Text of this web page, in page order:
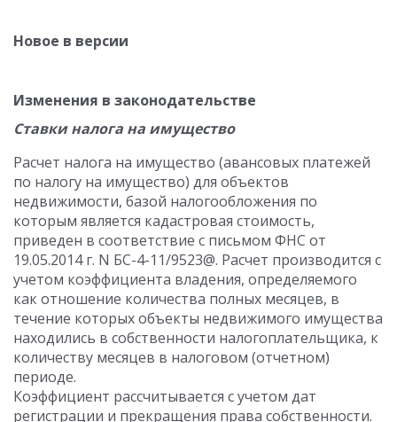
Новое в версии
Изменения в законодательстве
Ставки налога на имущество
Расчет налога на имущество (авансовых платежей
по налогу на имущество) для объектов
недвижимости, базой налогообложения по
которым является кадастровая стоимость,
приведен в соответствие с письмом ФНС от
19.05.2014 г. N БС-4-11/9523@. Расчет производится с
учетом коэффициента владения, определяемого
как отношение количества полных месяцев, в
течение которых объекты недвижимого имущества
находились в собственности налогоплательщика, к
количеству месяцев в налоговом (отчетном)
периоде.
Коэффициент рассчитывается с учетом дат
регистрации и прекращения права собственности.